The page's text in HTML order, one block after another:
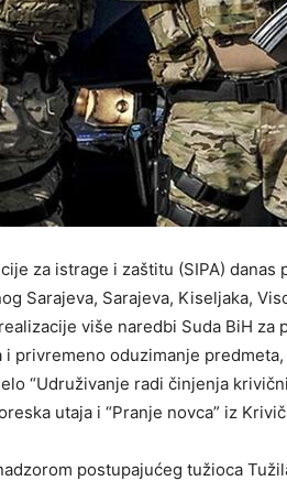
za istrage i zaštitu (SIPA) danas
Sarajeva, Sarajeva, Kiseljaka,
više naredbi Suda BiH za
privremeno oduzimanje
“Udruživanje radi činjenja
utaja i “Pranje novca” iz
postupajućeg tužioca